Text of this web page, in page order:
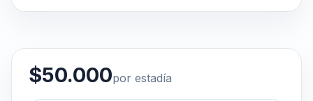
$50.000por estadía